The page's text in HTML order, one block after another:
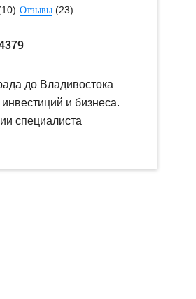
Отзывы(23)
до Владивостока
и бизнеса.
специалиста